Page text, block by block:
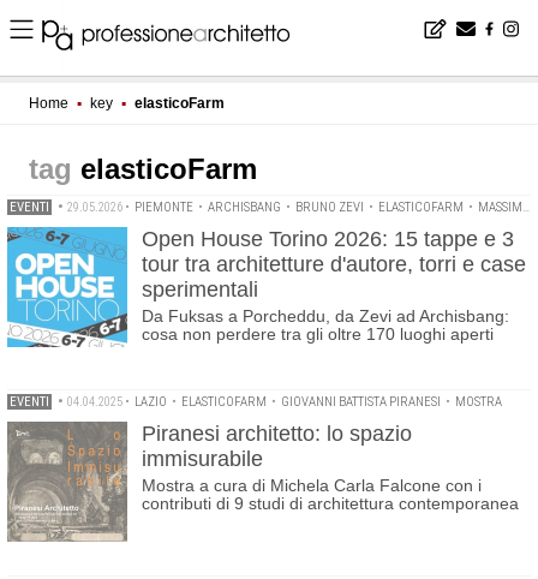
Home ▪ key ▪ elasticoFarm
elasticoFarm
EVENTI • 29.05.2026 • PIEMONTE • ARCHISBANG • BRUNO ZEVI • ELASTICOFARM • MASSIMILIANO FUKSAS
Open House Torino 2026: 15 tappe e 3
tour tra architetture d'autore, torri e case
sperimentali
Da Fuksas a Porcheddu, da Zevi ad Archisbang:
cosa non perdere tra gli oltre 170 luoghi aperti
EVENTI • 04.04.2025 • LAZIO • ELASTICOFARM • GIOVANNI BATTISTA PIRANESI • MOSTRA
Piranesi architetto: lo spazio
immisurabile
Mostra a cura di Michela Carla Falcone con i
contributi di 9 studi di architettura contemporanea